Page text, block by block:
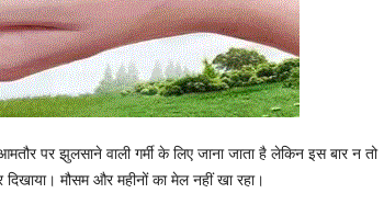
पर झुलसाने वाली गर्मी के लिए जाना जाता है लेकिन इस बार न तो
मौसम और महीनों का मेल नहीं खा रहा।